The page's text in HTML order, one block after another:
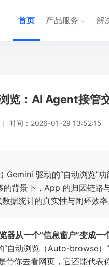
首页 产品服务 解
览：AI Agent接管
时间： 2026-01-29 13:52:15
驱动的“自动浏览”
的背景下，App 的归因链
据统计的真实性与闭环效
从一个“信息窗户”变成一
自动浏览（Auto-browse
带你去看网页，它还能代